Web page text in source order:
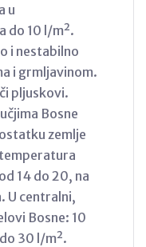
u
do 10 l/m².
i nestabilno
i grmljavinom.
pljuskovi.
Bosne
zemlje
14 do 20, na
U centralni,
Bosne: 10
30 l/m².